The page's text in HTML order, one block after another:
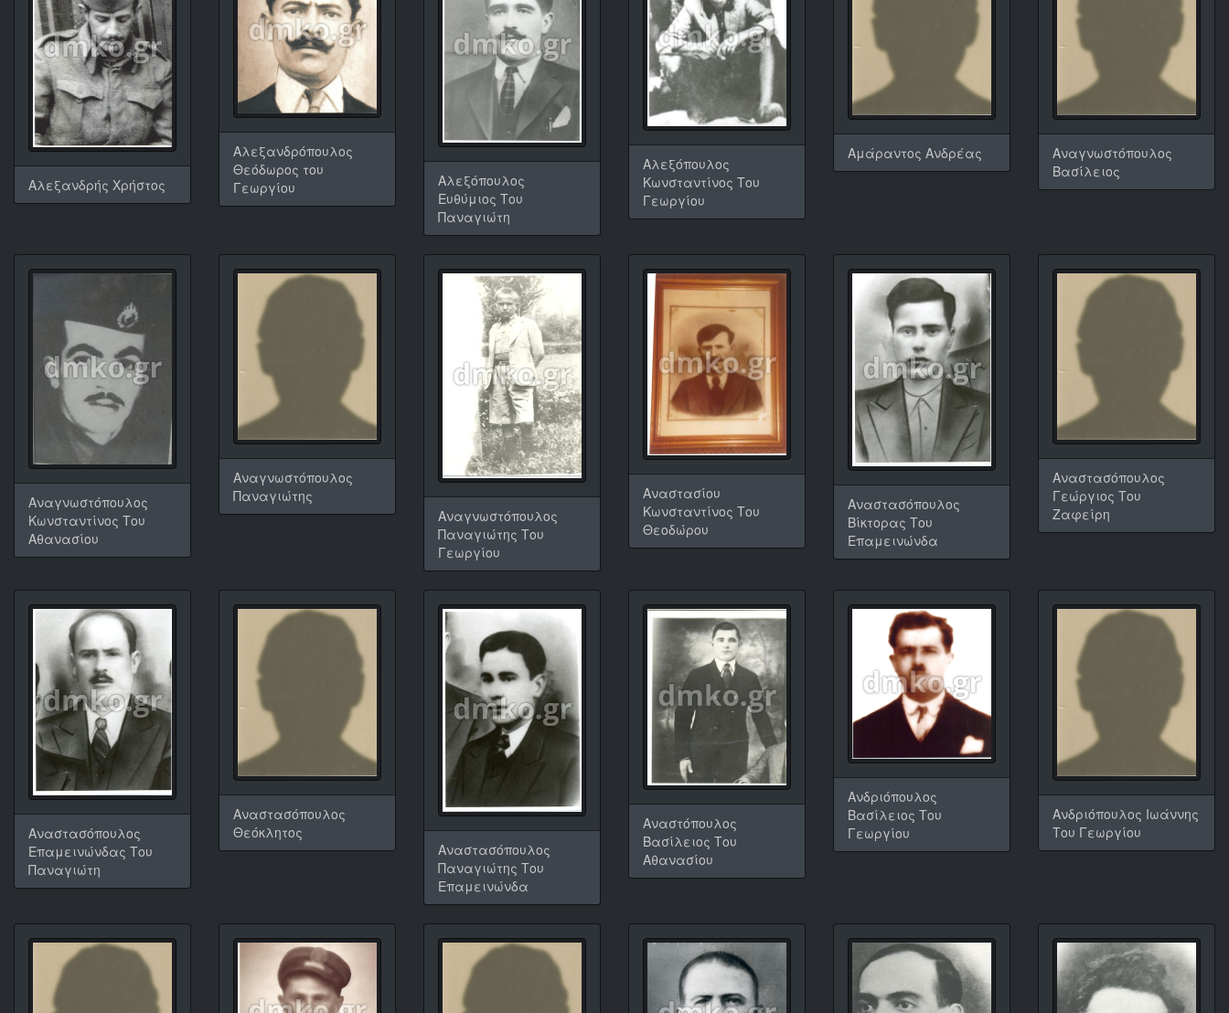
Αλεξανδρής Χρήστος
Αλεξανδρόπουλος
Θεόδωρος του
Γεωργίου
Αλεξόπουλος
Ευθύμιος Του
Παναγιώτη
Αλεξόπουλος
Κωνσταντίνος Του
Γεωργίου
Αμάραντος Ανδρέας
Αναγνωστόπουλος
Βασίλειος
Αναγνωστόπουλος
Κωνσταντίνος Του
Αθανασίου
Αναγνωστόπουλος
Παναγιώτης
Αναγνωστόπουλος
Παναγιώτης Του
Γεωργίου
Αναστασίου
Κωνσταντίνος Του
Θεοδώρου
Αναστασόπουλος
Βίκτορας Του
Επαμεινώνδα
Αναστασόπουλος
Γεώργιος Του
Ζαφείρη
Αναστασόπουλος
Επαμεινώνδας Του
Παναγιώτη
Αναστασόπουλος
Θεόκλητος
Αναστασόπουλος
Παναγιώτης Του
Επαμεινώνδα
Αναστόπουλος
Βασίλειος Του
Αθανασίου
Ανδριόπουλος
Βασίλειος Του
Γεωργίου
Ανδριόπουλος Ιωάννης
Του Γεωργίου